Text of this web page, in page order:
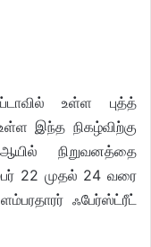
உள்ள புத்த்
இந்த நிகழ்விற்கு
நிறுவனத்தை
22 முதல் 24 வரை
ஃபேர்ஸ்ட்ரீட்